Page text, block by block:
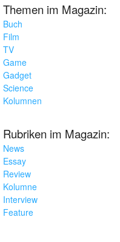
Themen im Magazin:
Buch
Film
TV
Game
Gadget
Science
Kolumnen
Rubriken im Magazin:
News
Essay
Review
Kolumne
Interview
Feature